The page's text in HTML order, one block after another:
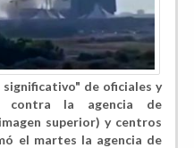
de oficiales y
contra la agencia de
superior) y centros
el martes la agencia de